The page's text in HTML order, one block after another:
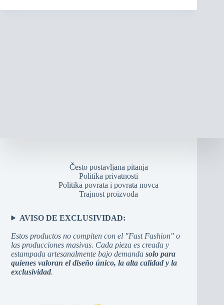
Često postavljana pitanja
Politika privatnosti
Politika povrata i povrata novca
Trajnost proizvoda
AVISO DE EXCLUSIVIDAD:
Estos productos no compiten con el "Fast Fashion" o
las producciones masivas. Cada pieza es creada y
estampada artesanalmente bajo demandasolo para
quienes valoran el diseño único, la alta calidad y la
exclusividad.